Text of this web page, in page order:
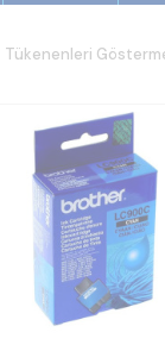
Tükenenleri